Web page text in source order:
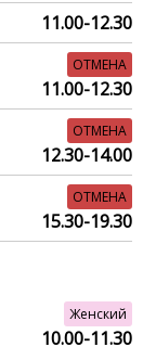
11.00-12.30
ОТМЕНА
11.00-12.30
ОТМЕНА
12.30-14.00
ОТМЕНА
15.30-19.30
Женский
10.00-11.30